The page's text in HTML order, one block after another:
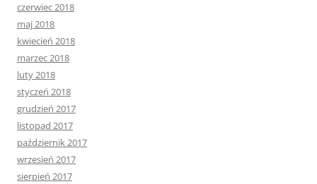
czerwiec 2018
maj 2018
kwiecień 2018
marzec 2018
luty 2018
styczeń 2018
grudzień 2017
listopad 2017
październik 2017
wrzesień 2017
sierpień 2017